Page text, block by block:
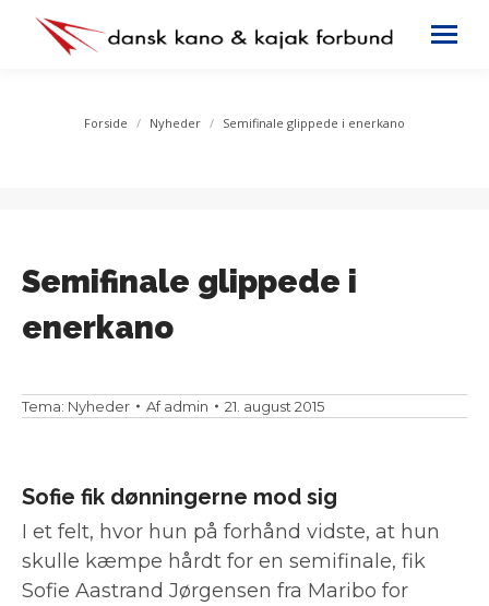
You are here:
Forside Nyheder Semifinale glippede i enerkano
Semifinale glippede i
enerkano
Tema: Nyheder Afadmin 21. august 2015
Sofie fik dønningerne mod sig
I et felt, hvor hun på forhånd vidste, at hun
skulle kæmpe hårdt for en semifinale, fik
Sofie Aastrand Jørgensen fra Maribo for